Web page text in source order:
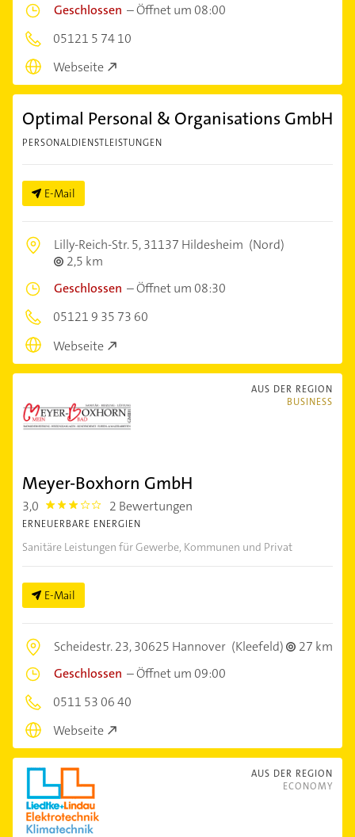
Geschlossen –Öffnet um 08:00
05121 5 74 10
Webseite
Optimal Personal & Organisations GmbH
PERSONALDIENSTLEISTUNGEN
E-Mail
Lilly-Reich-Str. 5,31137 Hildesheim (Nord)
2,5 km
Geschlossen –Öffnet um 08:30
05121 9 35 73 60
Webseite
AUS DER REGION
BUSINESS
Meyer-Boxhorn GmbH
3,0 3.0 2 Bewertungen
ERNEUERBARE ENERGIEN
Sanitäre Leistungen für Gewerbe, Kommunen und Privat
E-Mail
Scheidestr. 23,30625 Hannover (Kleefeld)
27 km
Geschlossen –Öffnet um 09:00
0511 53 06 40
Webseite
AUS DER REGION
ECONOMY